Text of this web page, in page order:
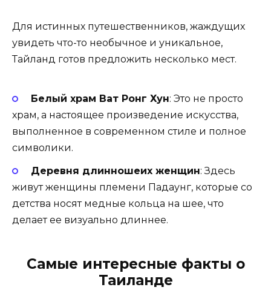
Для истинных путешественников, жаждущих
увидеть что-то необычное и уникальное,
Тайланд готов предложить несколько мест.
Белый храм Ват Ронг Хун: Это не просто
храм, а настоящее произведение искусства,
выполненное в современном стиле и полное
символики.
Деревня длинношеих женщин: Здесь
живут женщины племени Падаунг, которые со
детства носят медные кольца на шее, что
делает ее визуально длиннее.
Самые интересные факты о
Таиланде